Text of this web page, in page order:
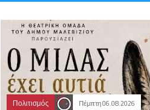
Πολιτισμός Πέμπτη 06.08.2026